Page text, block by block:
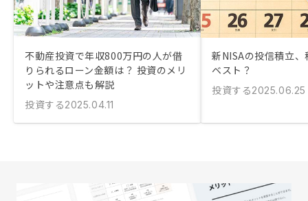
不動産投資で年収800万円の人が借
りられるローン金額は？ 投資のメリ
ットや注意点も解説
投資する2025.04.11
新NISAの投信積立
ベスト？
投資する2025.06.25